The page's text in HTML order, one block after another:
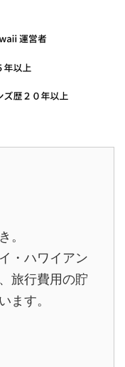
。
・ハワイアン
旅行費用の貯
ます。